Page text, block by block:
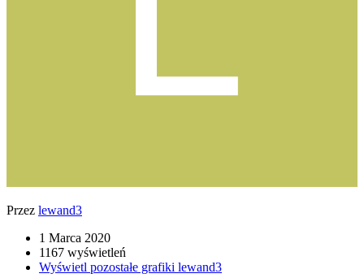
Przez lewand3
1 Marca 2020
1167 wyświetleń
Wyświetl pozostałe grafiki lewand3